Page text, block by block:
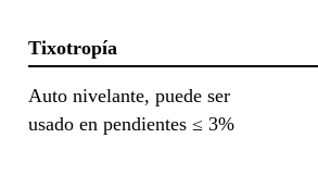
Tixotropía
Auto nivelante, puede ser
usado en pendientes ≤ 3%